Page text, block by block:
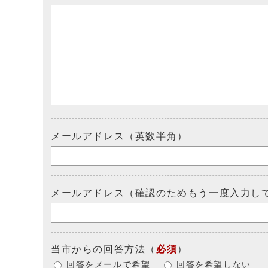
メールアドレス（英数半角）
メールアドレス（確認のためもう一度入力し
当市からの回答方法 （ 必須）
回答をメールで希望 回答を希望しない